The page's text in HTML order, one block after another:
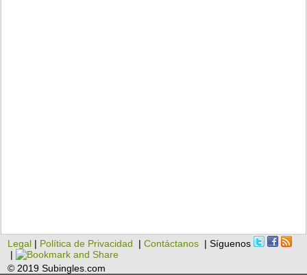
Legal | Política de Privacidad |Contáctanos | Síguenos
|
© 2019 Subingles.com